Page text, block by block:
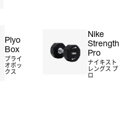
Plyo
Box
プライ
オボッ
クス
Nike
Strength
Pro
ナイキスト
レングス プ
ロ